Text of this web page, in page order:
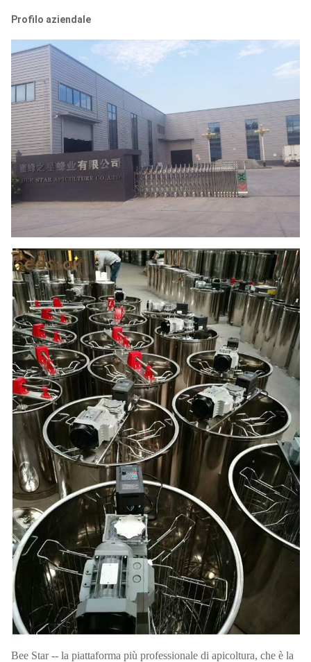
Profilo aziendale
Bee Star -- la piattaforma più professionale di apicoltura, che è la